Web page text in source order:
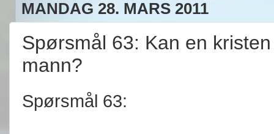
MANDAG 28. MARS 2011
Spørsmål 63: Kan en
mann?
Spørsmål 63: